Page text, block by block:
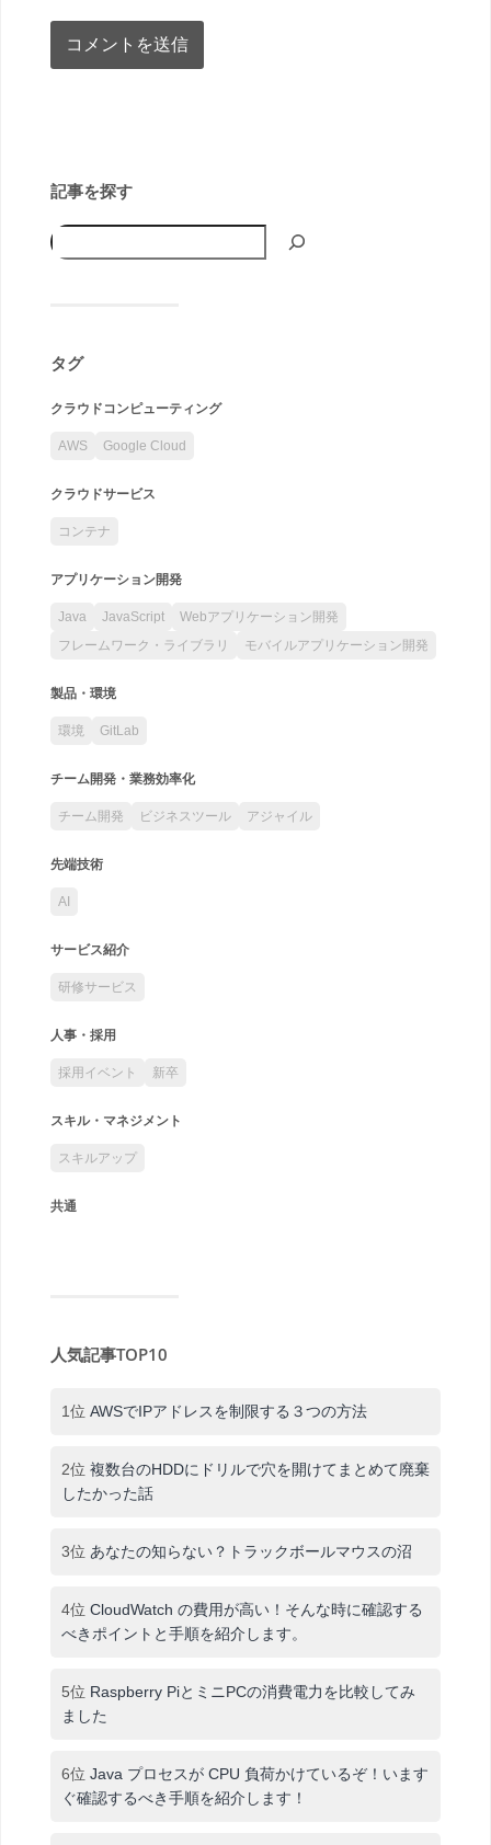
記事を探す
タグ
クラウドコンピューティング
AWS Google Cloud
クラウドサービス
コンテナ
アプリケーション開発
Java JavaScript
Webアプリケーション開発
フレームワーク・ライブラリ
モバイルアプリケーション開発
製品・環境
環境 GitLab
チーム開発・業務効率化
チーム開発 ビジネスツール アジャイル
先端技術
AI
サービス紹介
研修サービス
人事・採用
採用イベント 新卒
スキル・マネジメント
スキルアップ
共通
人気記事TOP10
1位 AWSでIPアドレスを制限する３つの方法
2位 複数台のHDDにドリルで穴を開けてまとめて廃棄
したかった話
3位 あなたの知らない？トラックボールマウスの沼
4位 CloudWatch の費用が高い！そんな時に確認する
べきポイントと手順を紹介します。
5位 Raspberry PiとミニPCの消費電力を比較してみ
ました
6位 Java プロセスが CPU 負荷かけているぞ！います
ぐ確認するべき手順を紹介します！